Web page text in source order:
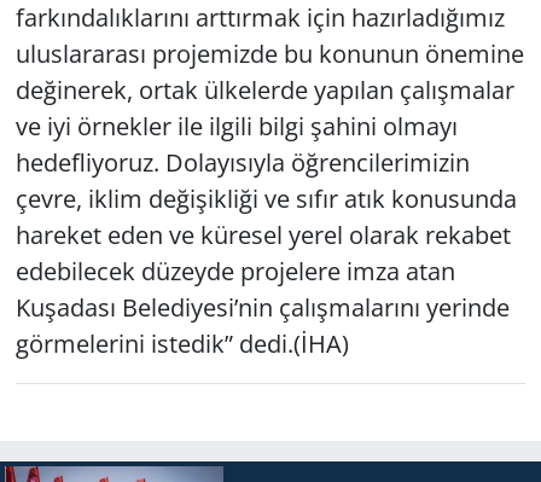
farkındalıklarını arttırmak için hazırladığımız
uluslararası projemizde bu konunun önemine
değinerek, ortak ülkelerde yapılan çalışmalar
ve iyi örnekler ile ilgili bilgi şahini olmayı
hedefliyoruz. Dolayısıyla öğrencilerimizin
çevre, iklim değişikliği ve sıfır atık konusunda
hareket eden ve küresel yerel olarak rekabet
edebilecek düzeyde projelere imza atan
Kuşadası Belediyesi’nin çalışmalarını yerinde
görmelerini istedik” dedi.(İHA)